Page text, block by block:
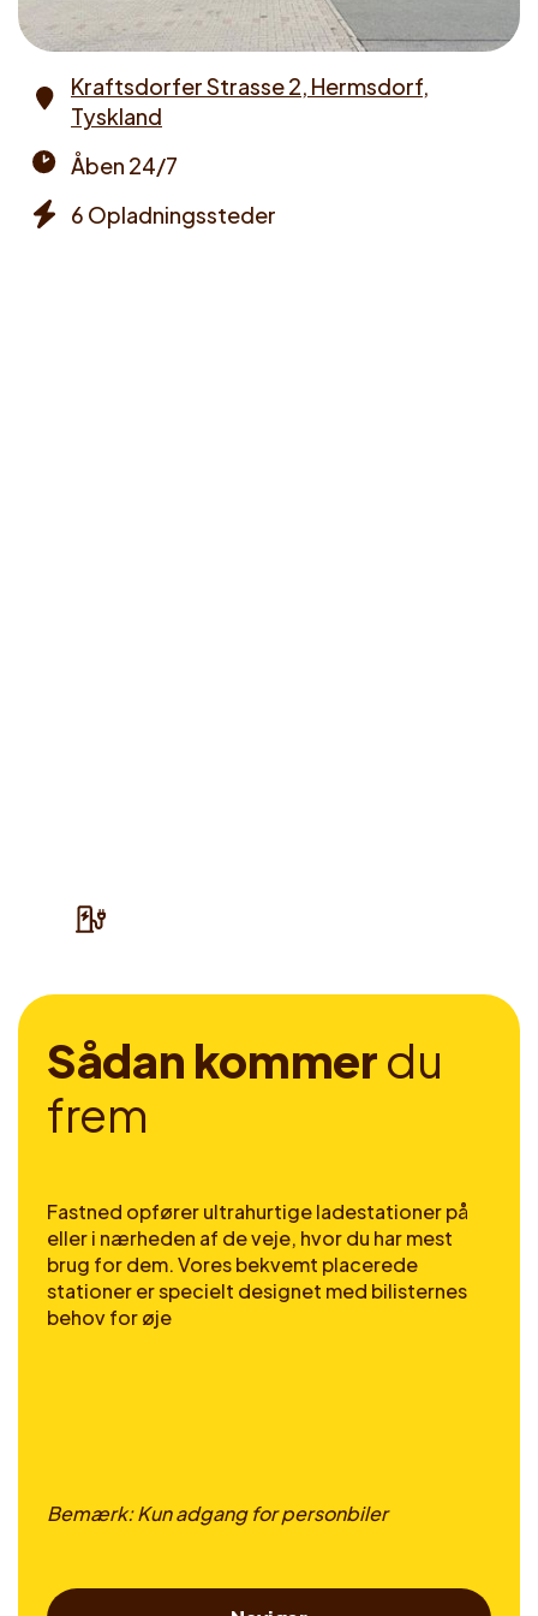
Address
Kraftsdorfer Strasse 2, Hermsdorf,
Tyskland
times
Åben 24/7
6 Opladningssteder
Sådan kommerdu
frem
Fastned opfører ultrahurtige ladestationer på
eller i nærheden af de veje, hvor du har mest
brug for dem. Vores bekvemt placerede
stationer er specielt designet med bilisternes
behov for øje
Bemærk: Kun adgang for personbiler